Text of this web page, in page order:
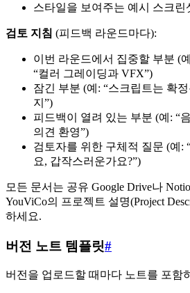
스타일을 보여주는 예시 스크린
검토 지침 (피드백 라운드마다):
이번 라운드에서 집중할 부분 (
“컬러 그레이딩과 VFX”)
잠긴 부분 (예: “스크립트는 확
지”)
피드백이 열려 있는 부분 (예: “
의견 환영”)
검토자를 위한 구체적 질문 (예:
요, 갑작스러운가요?”)
모든 문서는 공유 Google Drive나
YouViCo의 프로젝트 설명(Project
하세요.
버전 노트 템플릿#
버전을 업로드할 때마다 노트를 포함